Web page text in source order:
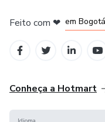
Feito com ❤ em Bogotá
Conheça a Hotmart